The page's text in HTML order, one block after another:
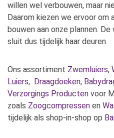
willen wel verbouwen, maar
Daarom kiezen we ervoor
bouwen aan onze plannen.
sluit dus tijdelijk haar deuren.
Ons assortiment Zwemluiers,
Luiers, Draagdoeken,
Verzorgings Producten voor
zoals Zoogcompressen en
tijdelijk als shop-in-shop op